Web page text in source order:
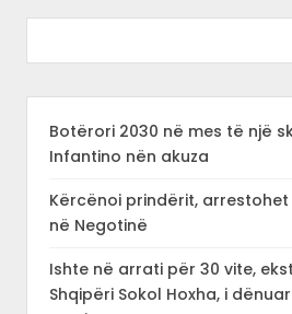
Botërori 2030 në mes të një
Infantino nën akuza
Kërcënoi prindërit,
në Negotinë
Ishte në arrati për 30 vite,
Shqipëri Sokol Hoxha, i